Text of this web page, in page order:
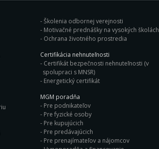
Školenia odbornej verejnosti
Motivačné prednášky na vysokých školách
Ochrana životného prostredia
Certifikácia nehnuteľnosti
Certifikát bezpečnosti nehnuteľnosti (v
spolupraci s MNSR)
Energetický certifikát
MGM poradňa
Pre podnikateľov
Pre fyzické osoby
Pre kupujúcich
Pre predávajúcich
Pre prenajímateľov a nájomcov